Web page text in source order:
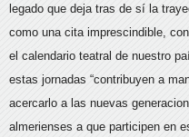
legado que deja tras de sí la
como una cita imprescindible,
el calendario teatral de nuestro
estas jornadas “contribuyen a
acercarlo a las nuevas
almerienses a que participen en